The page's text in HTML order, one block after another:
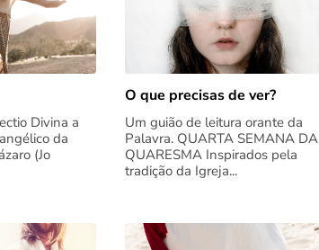
Divina a
da
(Jo
O que precisas de ver?
Um guião de leitura orante da
Palavra. QUARTA SEMANA DA
QUARESMA Inspirados pela
tradição da Igreja...